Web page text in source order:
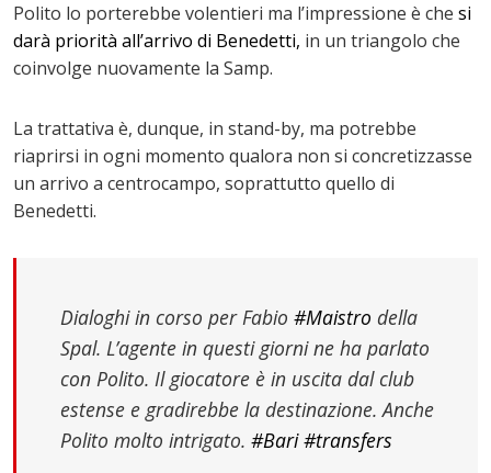
Polito lo porterebbe volentieri ma l’impressione è che si
darà priorità all’arrivo di Benedetti, in un triangolo che
coinvolge nuovamente la Samp.
La trattativa è, dunque, in stand-by, ma potrebbe
riaprirsi in ogni momento qualora non si concretizzasse
un arrivo a centrocampo, soprattutto quello di
Benedetti.
Dialoghi in corso per Fabio #Maistro della
Spal. L’agente in questi giorni ne ha parlato
con Polito. Il giocatore è in uscita dal club
estense e gradirebbe la destinazione. Anche
Polito molto intrigato. #Bari #transfers